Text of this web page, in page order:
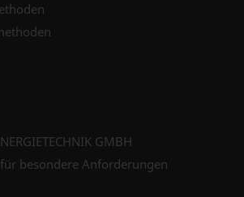
GMBH
besondere Anforderungen